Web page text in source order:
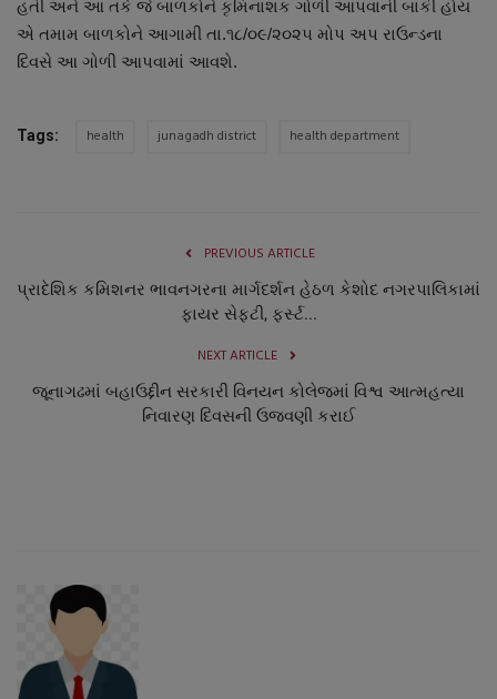
હતી અને આ તકે જે બાળકોને કૃમિનાશક ગોળી આપવાની બાકી હોય
એ તમામ બાળકોને આગામી તા.૧૮/૦૯/૨૦૨૫ મોપ અપ રાઉન્ડના
દિવસે આ ગોળી આપવામાં આવશે.
Tags: health junagadh district health department
PREVIOUS ARTICLE
પ્રાદેશિક કમિશનર ભાવનગરના માર્ગદર્શન હેઠળ કેશોદ નગરપાલિકામાં
ફાયર સેફટી, ફર્સ્ટ...
NEXT ARTICLE
જૂનાગઢમાં બહાઉદ્દીન સરકારી વિનયન કોલેજમાં વિશ્વ આત્મહત્યા
નિવારણ દિવસની ઉજવણી કરાઈ